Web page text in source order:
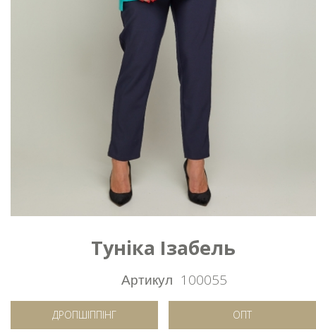
Туніка Ізабель
Артикул 100055
ДРОПШІППІНГ ОПТ